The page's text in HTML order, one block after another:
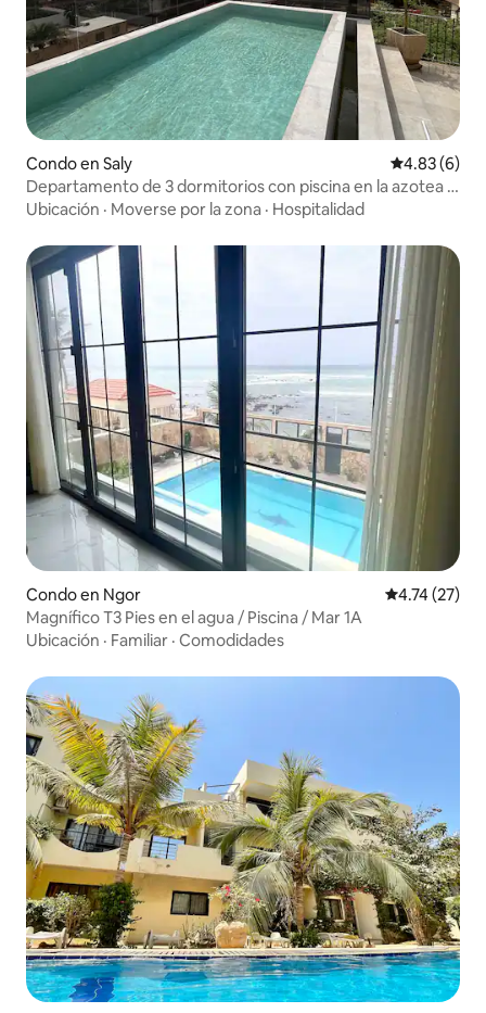
Condo en Saly Calificación
4.83 (6)
Departamento de 3 dormitorios con piscina en la azotea y
vista al mar
Ubicación · Moverse por la zona · Hospitalidad
Condo en Ngor Calificación
4.74 (27)
Magnífico T3 Pies en el agua / Piscina / Mar 1A
Ubicación · Familiar · Comodidades